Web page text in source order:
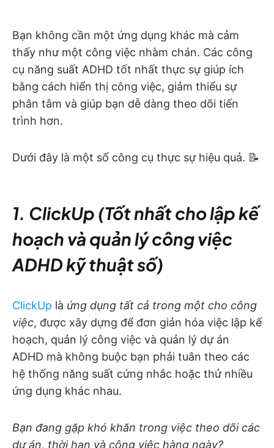
Bạn không cần một ứng dụng khác mà cảm
thấy như một công việc nhàm chán. Các công
cụ năng suất ADHD tốt nhất thực sự giúp ích
bằng cách hiển thị công việc, giảm thiểu sự
phân tâm và giúp bạn dễ dàng theo dõi tiến
trình hơn.
Dưới đây là một số công cụ thực sự hiệu quả. 📝
1. ClickUp (Tốt nhất cho lập kế
hoạch và quản lý công việc
ADHD kỹ thuật số)
ClickUp là ứng dụng tất cả trong một cho công
việc, được xây dựng để đơn giản hóa việc lập kế
hoạch, quản lý công việc và quản lý dự án
ADHD mà không buộc bạn phải tuân theo các
hệ thống năng suất cứng nhắc hoặc thử nhiều
ứng dụng khác nhau.
Bạn đang gặp khó khăn trong việc theo dõi các
dự án, thời hạn và công việc hàng ngày?